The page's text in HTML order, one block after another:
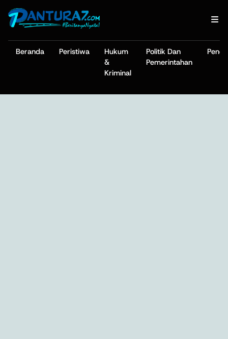
Beranda Peristiwa
Hukum
&
Kriminal
Politik Dan
Pemerintahan